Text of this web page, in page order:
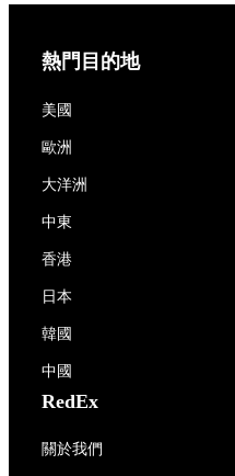
熱門目的地
美國
歐洲
大洋洲
中東
香港
日本
韓國
中國
RedEx
關於我們